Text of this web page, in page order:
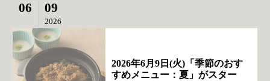
06 09
2026
2026年6月9日(火)「季節のおす
すめメニュー：夏」がスター